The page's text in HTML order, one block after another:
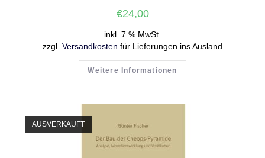
€24,00
inkl. 7 % MwSt.
zzgl. Versandkosten für Lieferungen ins Ausland
Weitere Informationen
AUSVERKAUFT